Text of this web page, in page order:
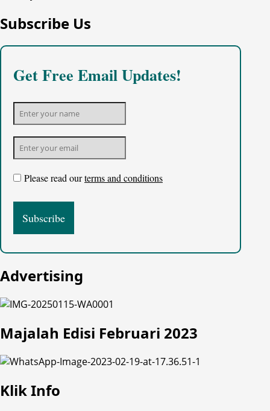
Subscribe Us
Get Free Email Updates!
Please read ourterms and conditions
Advertising
Majalah Edisi Februari 2023
Klik Info